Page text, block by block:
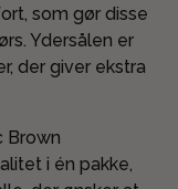
som gør disse
Ydersålen er
der giver ekstra
Brown
i én pakke,